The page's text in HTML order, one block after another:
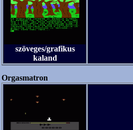
szöveges/grafikus
kaland
Orgasmatron